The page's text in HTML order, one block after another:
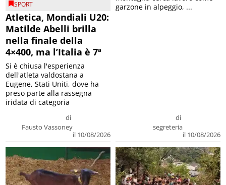
SPORT
Atletica, Mondiali U20:
Matilde Abelli brilla
nella finale della
4×400, ma l’Italia è 7ª
di
Fausto Vassoney
il 10/08/2026
Si è chiusa l'esperienza
dell'atleta valdostana a
Eugene, Stati Uniti, dove ha
preso parte alla rassegna
iridata di categoria
di
segreteria
il 10/08/2026
garzone in alpeggio, ...